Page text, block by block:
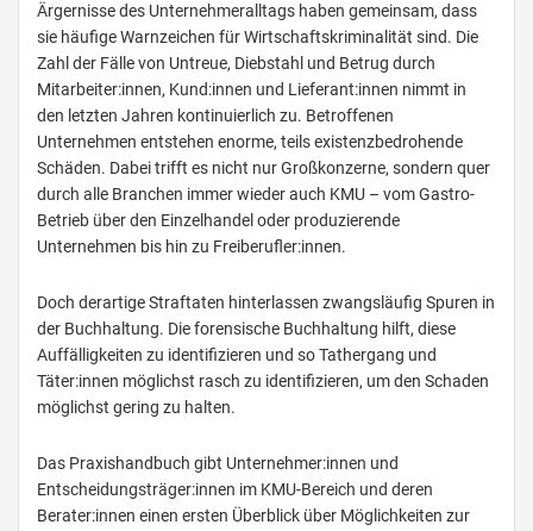
Ärgernisse des Unternehmeralltags haben gemeinsam, dass
sie häufige Warnzeichen für Wirtschaftskriminalität sind. Die
Zahl der Fälle von Untreue, Diebstahl und Betrug durch
Mitarbeiter:innen, Kund:innen und Lieferant:innen nimmt in
den letzten Jahren kontinuierlich zu. Betroffenen
Unternehmen entstehen enorme, teils existenzbedrohende
Schäden. Dabei trifft es nicht nur Großkonzerne, sondern quer
durch alle Branchen immer wieder auch KMU – vom Gastro-
Betrieb über den Einzelhandel oder produzierende
Unternehmen bis hin zu Freiberufler:innen.
Doch derartige Straftaten hinterlassen zwangsläufig Spuren in
der Buchhaltung. Die forensische Buchhaltung hilft, diese
Auffälligkeiten zu identifizieren und so Tathergang und
Täter:innen möglichst rasch zu identifizieren, um den Schaden
möglichst gering zu halten.
Das Praxishandbuch gibt Unternehmer:innen und
Entscheidungsträger:innen im KMU-Bereich und deren
Berater:innen einen ersten Überblick über Möglichkeiten zur